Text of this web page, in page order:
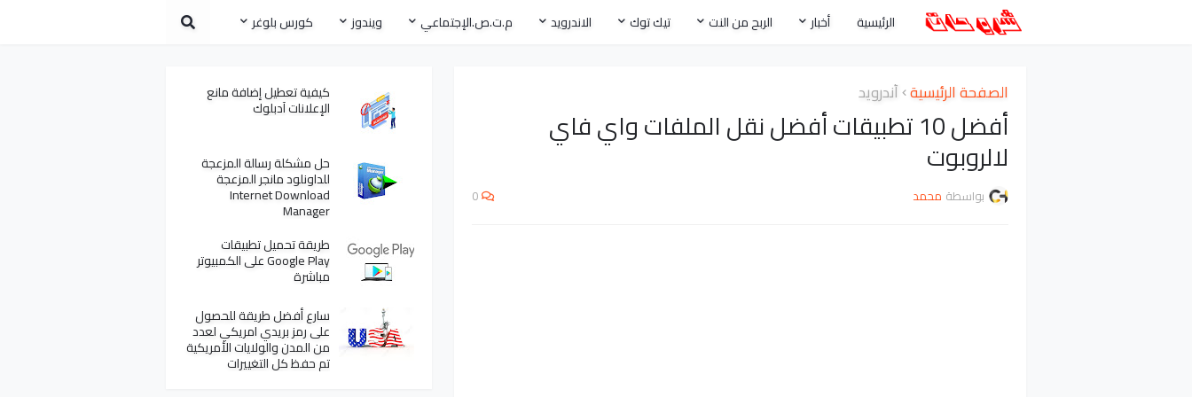
الرئيسية أخبار الربح من النت تيك توك الاندرويد م.ت.ص.الإجتماعي ويندوز كورس بلوغر
الصفحة الرئيسية أندرويد
أفضل 10 تطبيقات أفضل نقل الملفات واي فاي
لالروبوت
بواسطة محمد 0
كيفية تعطيل إضافة مانع
الإعلانات آدبلوك
حل مشكلة رسالة المزعجة
للداونلود مانجر المزعجة
Internet Download
Manager
طريقة تحميل تطبيقات
Google Play على الكمبيوتر
مباشرة
سارع أفضل طريقة للحصول
على رمز بريدي امريكي لعدد
من المدن والولايات الأمريكية
تم حفظ كل التغييرات